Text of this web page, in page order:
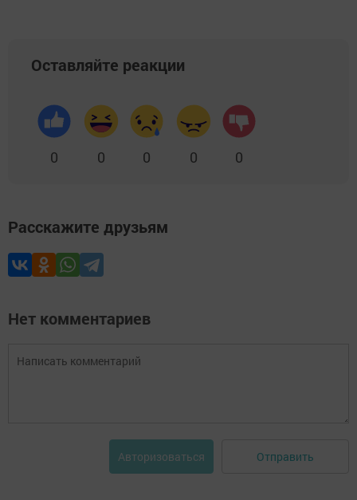
Оставляйте реакции
0 0 0 0 0
Расскажите друзьям
Нет комментариев
Авторизоваться Отправить